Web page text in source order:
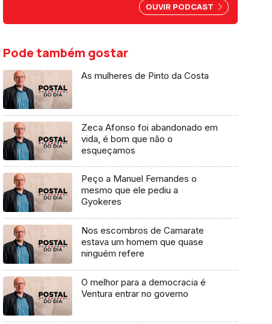
por abuso da liberdade de
OUVIR PODCAST
Pode também gostar
As mulheres de Pinto da Costa
Zeca Afonso foi abandonado em
vida, é bom que não o
esqueçamos
Peço a Manuel Fernandes o
mesmo que ele pediu a
Gyokeres
Nos escombros de Camarate
estava um homem que quase
ninguém refere
O melhor para a democracia é
Ventura entrar no governo